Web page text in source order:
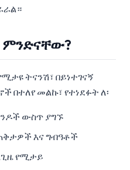
ምንድናቸው?
ትናንሽ፣ በይነተገናኝ
መልኩ፣ የተነደፉት ለ፡
ውስጥ ያግኙ
እና ግብዓቶች
የሚታይ